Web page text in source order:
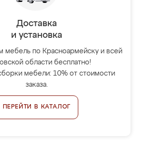
Доставка
и установка
мебель по Красноармейску и всей
области бесплатно!
мебели: 10% от стоимости
заказа.
ПЕРЕЙТИ В КАТАЛОГ